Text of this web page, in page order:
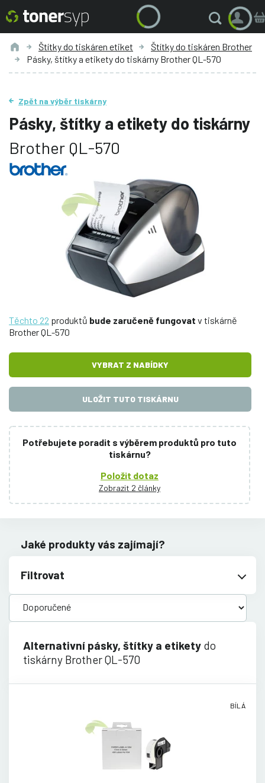
Štítky do tiskáren etiket
Štítky do tiskáren Brother
Pásky, štítky a etikety do tiskárny Brother QL-570
Zpět na výběr tiskárny
Pásky, štítky a etikety do tiskárny
Brother QL-570
Těchto 22 produktů bude zaručeně fungovat v tiskárně
Brother QL-570
VYBRAT Z NABÍDKY
ULOŽIT TUTO TISKÁRNU
Potřebujete poradit s výběrem produktů pro tuto
tiskárnu?
Položit dotaz
Zobrazit 2 články
Jaké produkty vás zajímají?
Filtrovat
Alternativní pásky, štítky a etikety do
tiskárny Brother QL-570
BÍLÁ